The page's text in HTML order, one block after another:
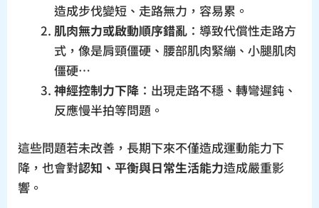
造成步伐變短、走路無力，容易累。
肌肉無力或啟動順序錯亂 ：導致代償性走路方
式，像是肩頸僵硬、腰部肌肉緊繃、小腿肌肉
僵硬…
神經控制力下降 ：出現走路不穩、轉彎遲鈍、
反應慢半拍等問題。
這些問題若未改善，長期下來不僅造成運動能力下
降，也會對認知、平衡與日常生活能力造成嚴重影
響。